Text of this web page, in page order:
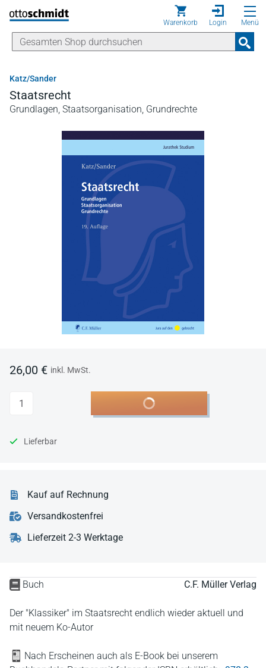
Direkt zum Inhalt
Warenkorb Login Menü
Katz/Sander
Staatsrecht
Grundlagen, Staatsorganisation, Grundrechte
Buch C.F. Müller Verlag
Der "Klassiker" im Staatsrecht endlich wieder aktuell und
mit neuem Ko-Autor
Nach Erscheinen auch als E-Book bei unserem
26,00 € inkl. MwSt.
Anzahl In den Warenkorb
Lieferbar
Kauf auf Rechnung
Versandkostenfrei
Lieferzeit 2-3 Werktage